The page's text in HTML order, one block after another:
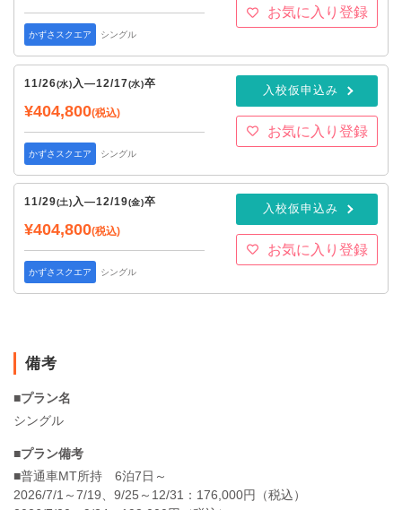
かずさスクエア シングル
お気に入り登録
11/26(水) 入—12/17(水)卒
¥404,800(税込)
かずさスクエア シングル
入校仮申込み
お気に入り登録
11/29(土) 入—12/19(金)卒
¥404,800(税込)
かずさスクエア シングル
入校仮申込み
お気に入り登録
備考
■プラン名
シングル
■プラン備考
■普通車MT所持 6泊7日～
2026/7/1～7/19、9/25～12/31：176,000円（税込）